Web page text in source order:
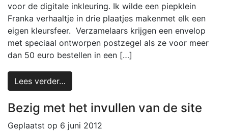
voor de digitale inkleuring. Ik wilde een piepklein
Franka verhaaltje in drie plaatjes makenmet elk een
eigen kleursfeer. Verzamelaars krijgen een envelop
met speciaal ontworpen postzegel als ze voor meer
dan 50 euro bestellen in een […]
Lees verder…
Bezig met het invullen van de site
Geplaatst op 6 juni 2012